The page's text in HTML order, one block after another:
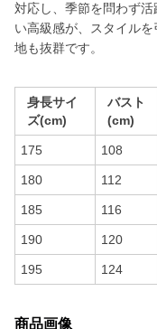
対応し、季節を問わず
い高級感が、スタイル
地も抜群です。
身長サイ
ズ(cm)
バスト
(cm)
175 108
180 112
185 116
190 120
195 124
商品画像